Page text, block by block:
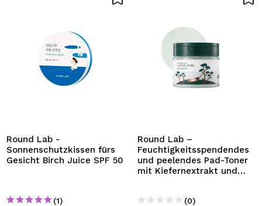
Round Lab -
Sonnenschutzkissen fürs
Gesicht Birch Juice SPF 50
(1)
Round Lab –
Feuchtigkeitsspendendes
und peelendes Pad-Toner
mit Kiefernextrakt und
(0)